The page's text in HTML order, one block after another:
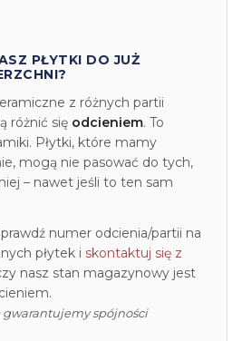
PŁYTKI DO JUŻ
z różnych partii
różnić się odcieniem. To
Płytki, które mamy
mogą nie pasować do tych,
– nawet jeśli to ten sam
numer odcienia/partii na
płytek i skontaktuj się z
nasz stan magazynowy jest
spójności